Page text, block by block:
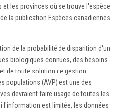
les provinces où se trouve l'espèce
la publication Espèces canadiennes
de la probabilité de disparition d'un
biologiques connues, des besoins
de toute solution de gestion
populations (AVP) est une des
devraient faire usage de toutes les
l'information est limitée, les données